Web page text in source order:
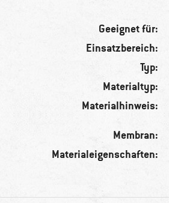
Geeignet für:
Einsatzbereich:
Typ:
Materialtyp:
Materialhinweis:
Membran:
Materialeigenschaften: